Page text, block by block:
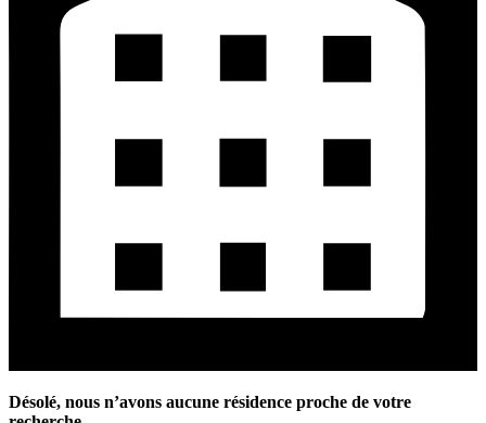
Désolé, nous n’avons aucune résidence proche de votre